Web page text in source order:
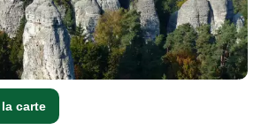
carte